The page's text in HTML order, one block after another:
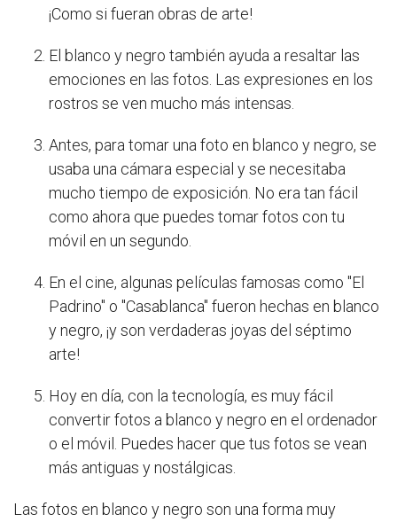
¡Como si fueran obras de arte!
El blanco y negro también ayuda a resaltar las
emociones en las fotos. Las expresiones en los
rostros se ven mucho más intensas.
Antes, para tomar una foto en blanco y negro, se
usaba una cámara especial y se necesitaba
mucho tiempo de exposición. No era tan fácil
como ahora que puedes tomar fotos con tu
móvil en un segundo.
En el cine, algunas películas famosas como "El
Padrino" o "Casablanca" fueron hechas en blanco
y negro, ¡y son verdaderas joyas del séptimo
arte!
Hoy en día, con la tecnología, es muy fácil
convertir fotos a blanco y negro en el ordenador
o el móvil. Puedes hacer que tus fotos se vean
más antiguas y nostálgicas.
Las fotos en blanco y negro son una forma muy